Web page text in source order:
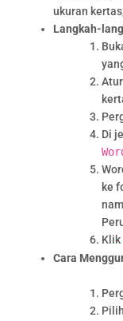
ukuran
Langkah-
Di
ke
Klik
Cara
Pilih